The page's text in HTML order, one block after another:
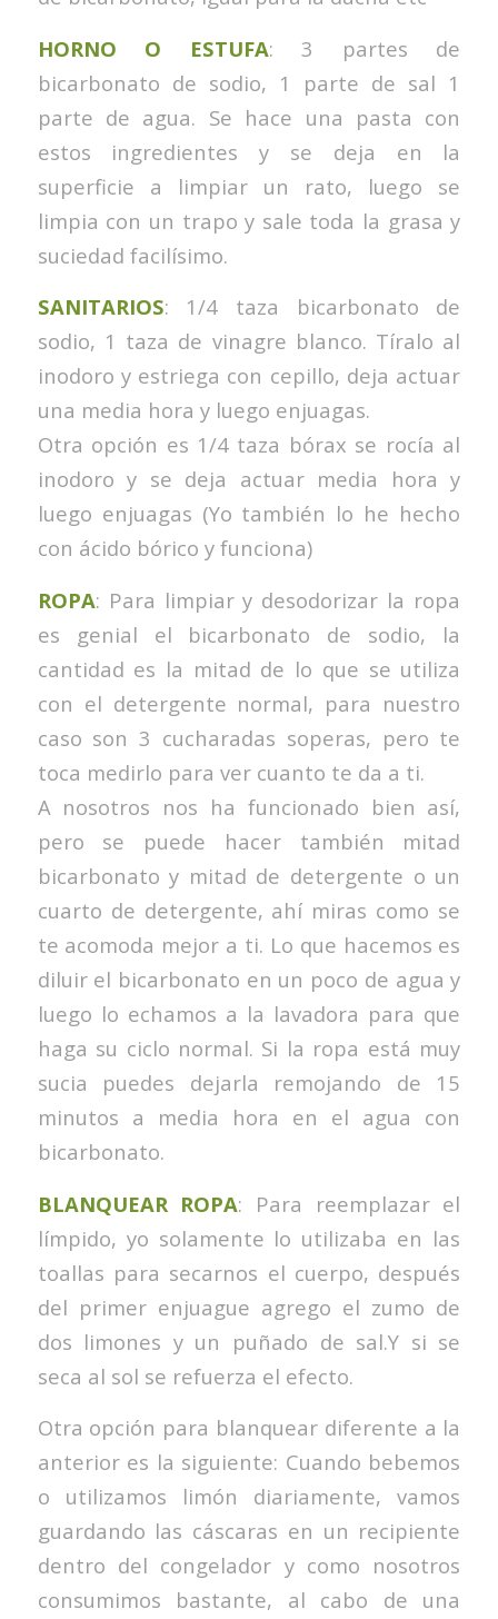
HORNO O ESTUFA: 3 partes de
bicarbonato de sodio, 1 parte de sal 1
parte de agua. Se hace una pasta con
estos ingredientes y se deja en la
superficie a limpiar un rato, luego se
limpia con un trapo y sale toda la grasa y
suciedad facilísimo.
SANITARIOS: 1/4 taza bicarbonato de
sodio, 1 taza de vinagre blanco. Tíralo al
inodoro y estriega con cepillo, deja actuar
una media hora y luego enjuagas.
Otra opción es 1/4 taza bórax se rocía al
inodoro y se deja actuar media hora y
luego enjuagas (Yo también lo he hecho
con ácido bórico y funciona)
ROPA: Para limpiar y desodorizar la ropa
es genial el bicarbonato de sodio, la
cantidad es la mitad de lo que se utiliza
con el detergente normal, para nuestro
caso son 3 cucharadas soperas, pero te
toca medirlo para ver cuanto te da a ti.
A nosotros nos ha funcionado bien así,
pero se puede hacer también mitad
bicarbonato y mitad de detergente o un
cuarto de detergente, ahí miras como se
te acomoda mejor a ti. Lo que hacemos es
diluir el bicarbonato en un poco de agua y
luego lo echamos a la lavadora para que
haga su ciclo normal. Si la ropa está muy
sucia puedes dejarla remojando de 15
minutos a media hora en el agua con
bicarbonato.
BLANQUEAR ROPA: Para reemplazar el
límpido, yo solamente lo utilizaba en las
toallas para secarnos el cuerpo, después
del primer enjuague agrego el zumo de
dos limones y un puñado de sal.Y si se
seca al sol se refuerza el efecto.
Otra opción para blanquear diferente a la
anterior es la siguiente: Cuando bebemos
o utilizamos limón diariamente, vamos
guardando las cáscaras en un recipiente
dentro del congelador y como nosotros
consumimos bastante, al cabo de una